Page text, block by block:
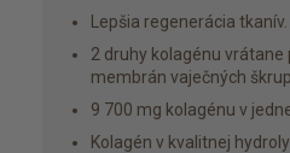
Lepšia regenerácia tkanív.
2 druhy kolagénu
membrán vaječných
9 700 mg kolagénu v
Kolagén v kvalitnej